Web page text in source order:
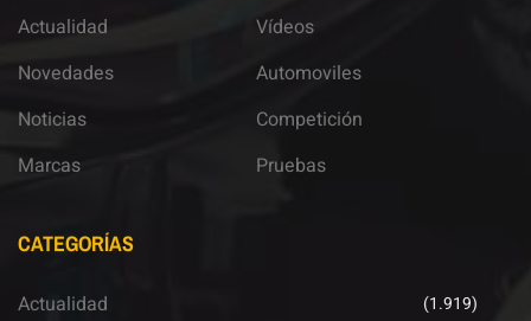
Actualidad
Novedades
Noticias
Marcas
Vídeos
Automoviles
Competición
Pruebas
CATEGORÍAS
Actualidad (1.919)